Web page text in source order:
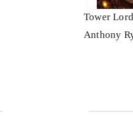
Tower Lord
Anthony